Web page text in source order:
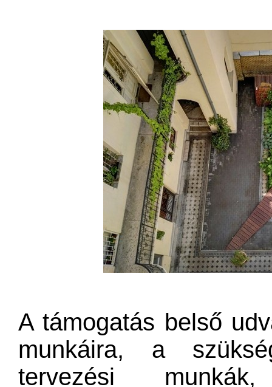
A támogatás belső
munkáira, a
tervezési